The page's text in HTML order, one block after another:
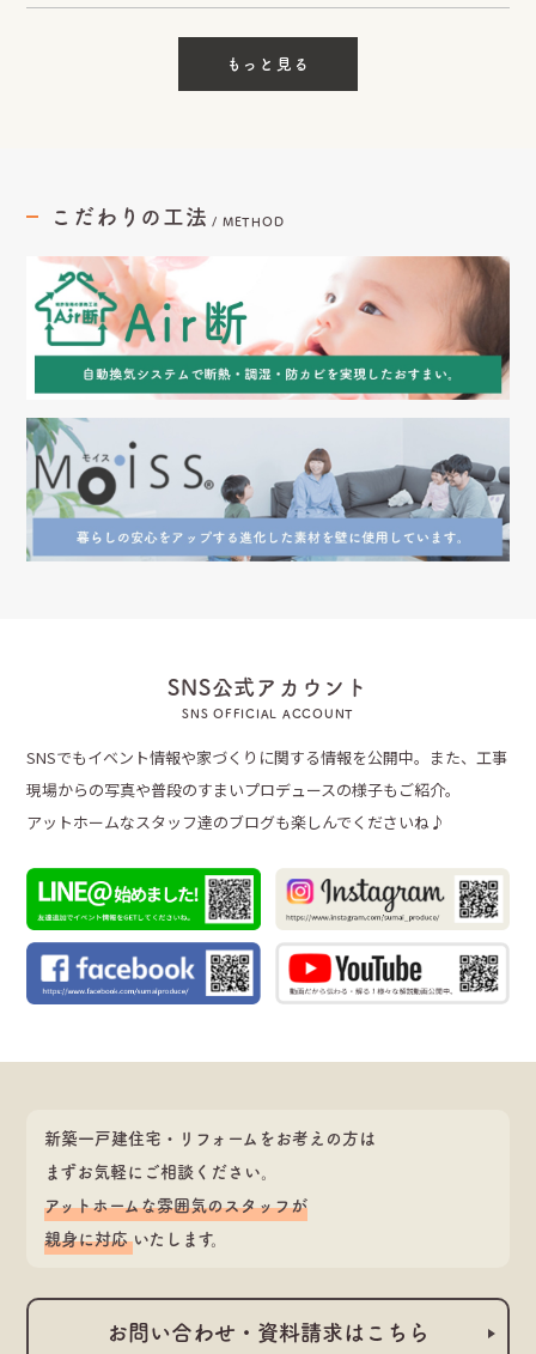
もっと見る
こだわりの工法 / METHOD
SNS公式アカウント
SNS OFFICIAL ACCOUNT
SNSでもイベント情報や家づくりに関する情報を公開中。また、工事
現場からの写真や普段のすまいプロデュースの様子もご紹介。
アットホームなスタッフ達のブログも楽しんでくださいね♪
新築一戸建住宅・リフォームをお考えの方は
まずお気軽にご相談ください。
アットホームな雰囲気のスタッフが
親身に対応いたします。
お問い合わせ・資料請求はこちら